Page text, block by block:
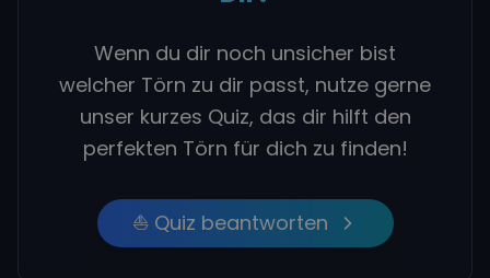
Wenn du dir noch unsicher bist
welcher Törn zu dir passt, nutze gerne
unser kurzes Quiz, das dir hilft den
perfekten Törn für dich zu finden!
⛵ Quiz beantworten